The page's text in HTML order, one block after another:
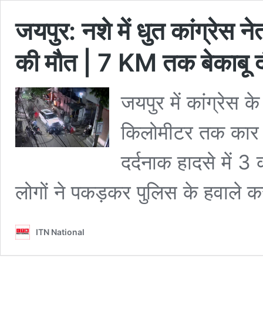
जयपुर: नशे में धुत कांग्रेस
की मौत | 7 KM तक बेकाबू
जयपुर में कांग्रेस के
किलोमीटर तक
दर्दनाक हादसे में 3
लोगों ने पकड़कर पुलिस के हवाले
ITN National